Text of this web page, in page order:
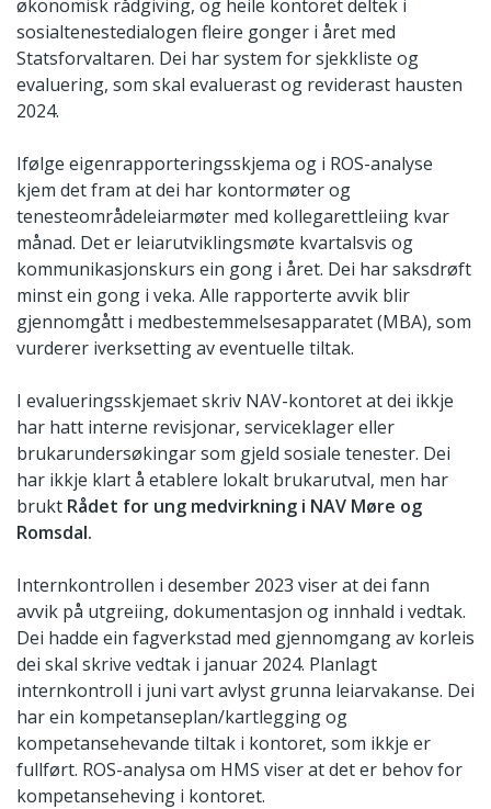
økonomisk rådgiving, og heile kontoret deltek i
sosialtenestedialogen fleire gonger i året med
Statsforvaltaren. Dei har system for sjekkliste og
evaluering, som skal evaluerast og reviderast hausten
2024.
Ifølge eigenrapporteringsskjema og i ROS-analyse
kjem det fram at dei har kontormøter og
tenesteområdeleiarmøter med kollegarettleiing kvar
månad. Det er leiarutviklingsmøte kvartalsvis og
kommunikasjonskurs ein gong i året. Dei har saksdrøft
minst ein gong i veka. Alle rapporterte avvik blir
gjennomgått i medbestemmelsesapparatet (MBA), som
vurderer iverksetting av eventuelle tiltak.
I evalueringsskjemaet skriv NAV-kontoret at dei ikkje
har hatt interne revisjonar, serviceklager eller
brukarundersøkingar som gjeld sosiale tenester. Dei
har ikkje klart å etablere lokalt brukarutval, men har
brukt Rådet for ung medvirkning i NAV Møre og
Romsdal.
Internkontrollen i desember 2023 viser at dei fann
avvik på utgreiing, dokumentasjon og innhald i vedtak.
Dei hadde ein fagverkstad med gjennomgang av korleis
dei skal skrive vedtak i januar 2024. Planlagt
internkontroll i juni vart avlyst grunna leiarvakanse. Dei
har ein kompetanseplan/kartlegging og
kompetansehevande tiltak i kontoret, som ikkje er
fullført. ROS-analysa om HMS viser at det er behov for
kompetanseheving i kontoret.